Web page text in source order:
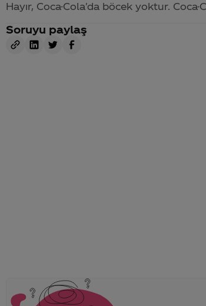
Hayır, Coca-Cola'da böcek yoktur. Coca-
Soruyu paylaş